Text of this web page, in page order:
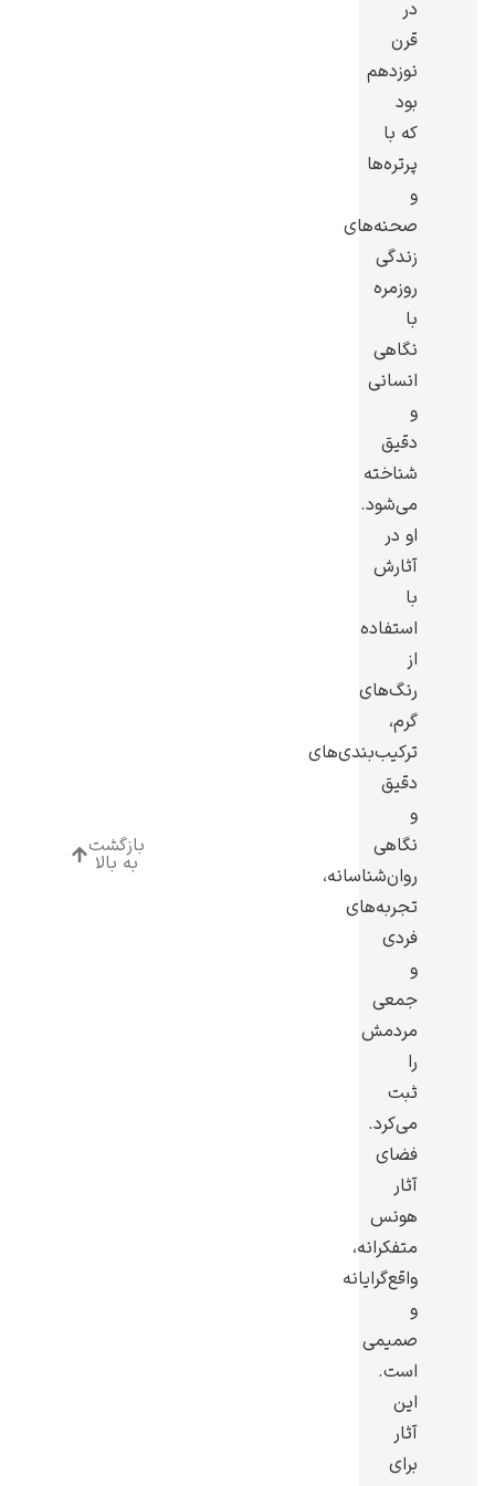
پیر آگوست رنوآر
در
قرن
نوزدهم
بود
که با
پرتره‌ها
و
صحنه‌های
زندگی
روزمره
با
نگاهی
انسانی
و
دقیق
شناخته
می‌شود.
او در
آثارش
با
استفاده
از
رنگ‌های
گرم،
ترکیب‌بندی‌های
دقیق
و
نگاهی
روان‌شناسانه،
تجربه‌های
فردی
و
جمعی
مردمش
را
ثبت
می‌کرد.
فضای
آثار
هونس
متفکرانه،
واقع‌گرایانه
و
صمیمی
است.
این
آثار
برای
بازگشت
به بالا